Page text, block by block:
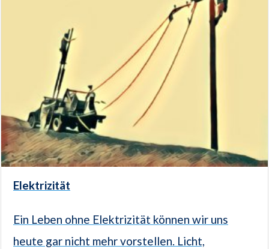
Elektrizität
Ein Leben ohne Elektrizität können wir uns
heute gar nicht mehr vorstellen. Licht,